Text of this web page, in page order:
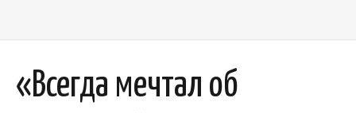
«Всегда мечтал об